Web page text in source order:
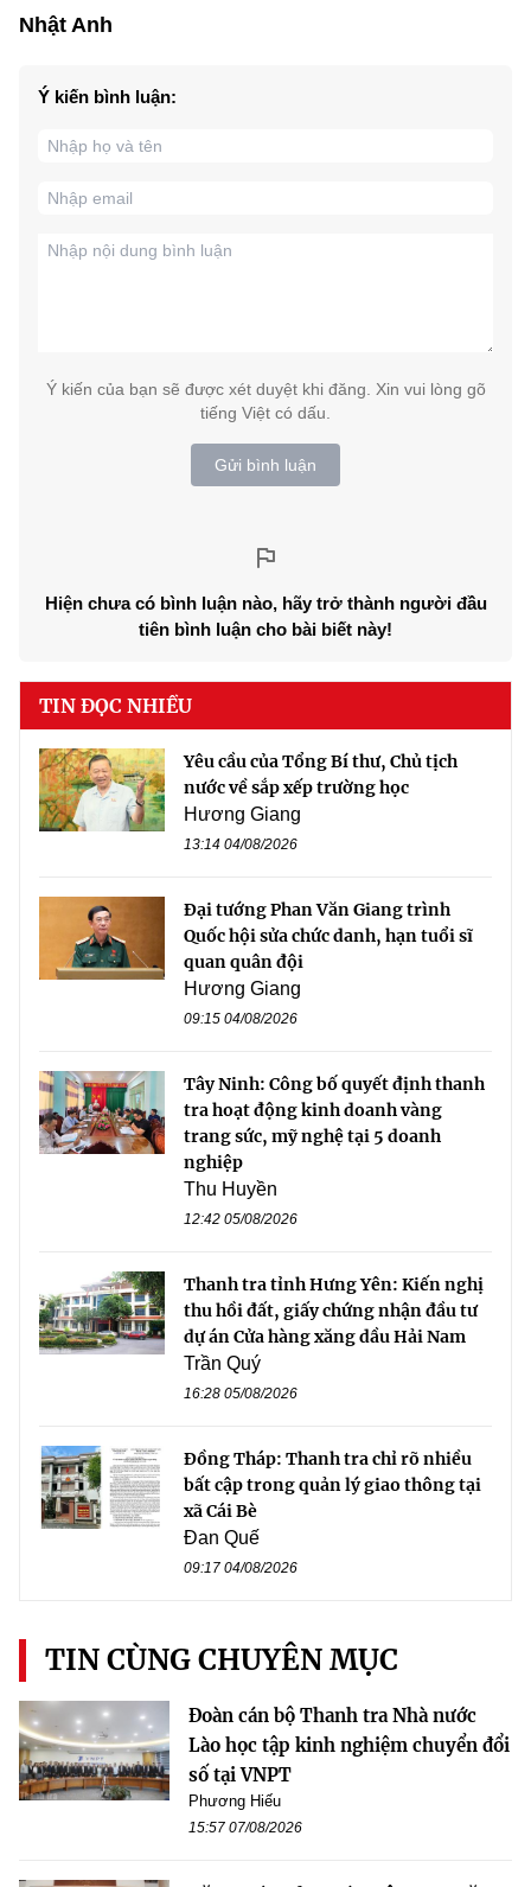
Nhật Anh
Ý kiến bình luận:
Ý kiến của bạn sẽ được xét duyệt khi đăng. Xin vui lòng gõ
tiếng Việt có dấu.
Gửi bình luận
Hiện chưa có bình luận nào, hãy trở thành người đầu
tiên bình luận cho bài biết này!
TIN ĐỌC NHIỀU
Yêu cầu của Tổng Bí thư, Chủ tịch
nước về sắp xếp trường học
Hương Giang
13:14 04/08/2026
Đại tướng Phan Văn Giang trình
Quốc hội sửa chức danh, hạn tuổi sĩ
quan quân đội
Hương Giang
09:15 04/08/2026
Tây Ninh: Công bố quyết định thanh
tra hoạt động kinh doanh vàng
trang sức, mỹ nghệ tại 5 doanh
nghiệp
Thu Huyền
12:42 05/08/2026
Thanh tra tỉnh Hưng Yên: Kiến nghị
thu hồi đất, giấy chứng nhận đầu tư
dự án Cửa hàng xăng dầu Hải Nam
Trần Quý
16:28 05/08/2026
Đồng Tháp: Thanh tra chỉ rõ nhiều
bất cập trong quản lý giao thông tại
xã Cái Bè
Đan Quế
09:17 04/08/2026
TIN CÙNG CHUYÊN MỤC
Đoàn cán bộ Thanh tra Nhà nước
Lào học tập kinh nghiệm chuyển đổi
số tại VNPT
Phương Hiếu
15:57 07/08/2026